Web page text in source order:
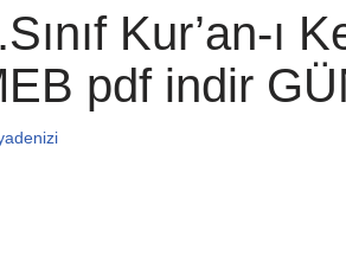
Kur’an-ı
pdf indir